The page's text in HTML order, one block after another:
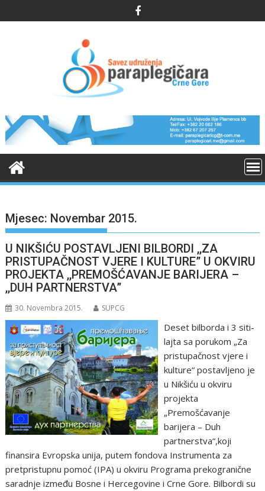
to
Mjesec: Novembar 2015.
U NIKŠIĆU POSTAVLJENI BILBORDI ,,ZA
PRISTUPAČNOST VJERE I KULTURE” U OKVIRU
PROJEKTA ,,PREMOŠĆAVANJE BARIJERA –
,,DUH PARTNERSTVA”
30. Novembra 2015. SUPCG
Deset bilborda i 3 siti-
lajta sa porukom „Za
pristupačnost vjere i
kulture“ postavljeno je
u Nikšiću u okviru
projekta
„Premošćavanje
barijera – Duh
partnerstva“,koji
finansira Evropska unija, putem fondova Instrumenta za
pretpristupnu pomoć (IPA) u okviru Programa prekogranične
saradnje između Bosne i Hercegovine i Crne Gore. Bilbordi su